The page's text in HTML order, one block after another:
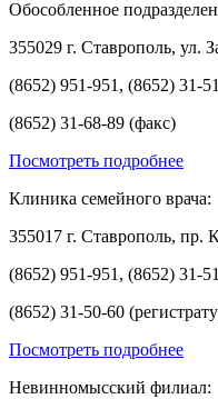
Обособленное
355029 г. Ставрополь, ул.
(8652) 951-951, (8652) 31-
(8652) 31-68-89 (факс)
Посмотреть подробнее
Клиника семейного врача:
355017 г. Ставрополь,
(8652) 951-951, (8652) 31-
(8652) 31-50-60
Посмотреть подробнее
Невинномысский филиал: